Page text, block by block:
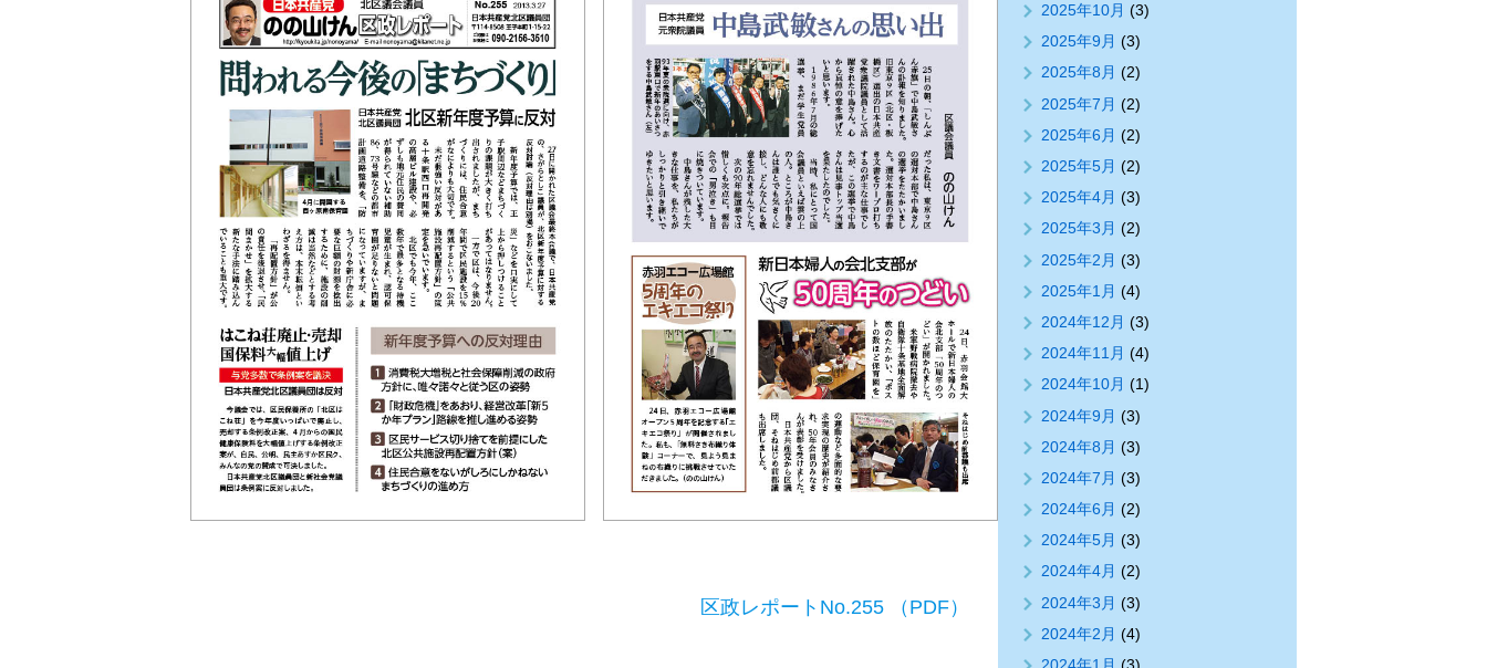
区政レポートNo.255 （PDF）
2025年10月 (3)
2025年9月 (3)
2025年8月 (2)
2025年7月 (2)
2025年6月 (2)
2025年5月 (2)
2025年4月 (3)
2025年3月 (2)
2025年2月 (3)
2025年1月 (4)
2024年12月 (3)
2024年11月 (4)
2024年10月 (1)
2024年9月 (3)
2024年8月 (3)
2024年7月 (3)
2024年6月 (2)
2024年5月 (3)
2024年4月 (2)
2024年3月 (3)
2024年2月 (4)